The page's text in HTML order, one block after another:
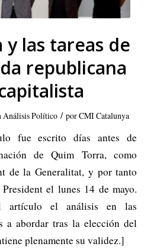
y las tareas de
republicana
Análisis Político / porCMI Catalunya
fue escrito días antes de
de Quim Torra, como
de la Generalitat, y por tanto
el lunes 14 de mayo.
artículo el análisis en las
a abordar tras la elección del
plenamente su validez.]